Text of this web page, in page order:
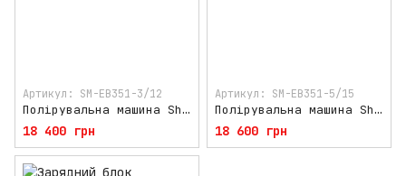
Артикул: SM-EB351-3/12
Полірувальна машина ShineMate CORDLESS ORBITAL POLISHER, WITH 3" BACKING PAD, ORBIT 12MM
18 400 грн
Артикул: SM-EB351-5/15
Полірувальна машина ShineMate CORDLESS ORBITAL POLISHER, WITH 5" BACKING PAD, ORBIT 15MM
18 600 грн